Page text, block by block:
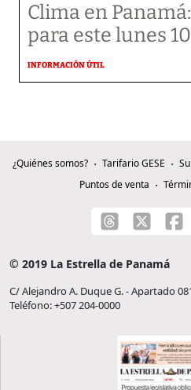
Clima en
para este lunes
INFORMACIÓN ÚTIL
¿Quiénes somos? Tarifario GESE
Puntos de venta
© 2019 La Estrella de Panamá
C/ Alejandro A. Duque G. - Apartado
Teléfono: +507 204-0000